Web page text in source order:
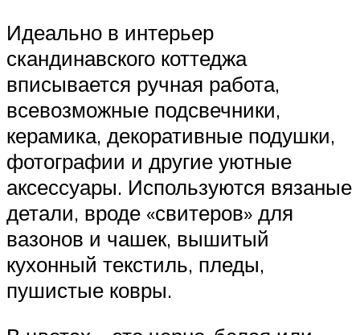
Идеально в интерьер
скандинавского коттеджа
вписывается ручная работа,
всевозможные подсвечники,
керамика, декоративные подушки,
фотографии и другие уютные
аксессуары. Используются вязаные
детали, вроде «свитеров» для
вазонов и чашек, вышитый
кухонный текстиль, пледы,
пушистые ковры.